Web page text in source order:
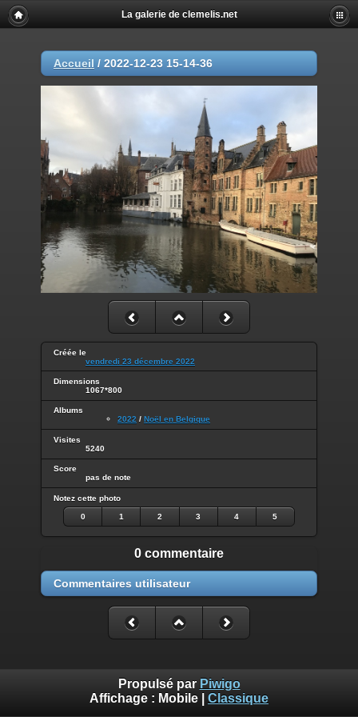
La galerie de clemelis.net
Accueil / 2022-12-23 15-14-36
Créée le
vendredi 23 décembre 2022
Dimensions
1067*800
Albums
2022 / Noël en Belgique
Visites
5240
Score
pas de note
Notez cette photo
0 1 2 3 4 5
0 commentaire
Commentaires utilisateur
Propulsé par Piwigo
Affichage : Mobile Classique